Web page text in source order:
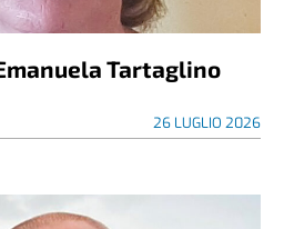
Tartaglino
26 LUGLIO 2026